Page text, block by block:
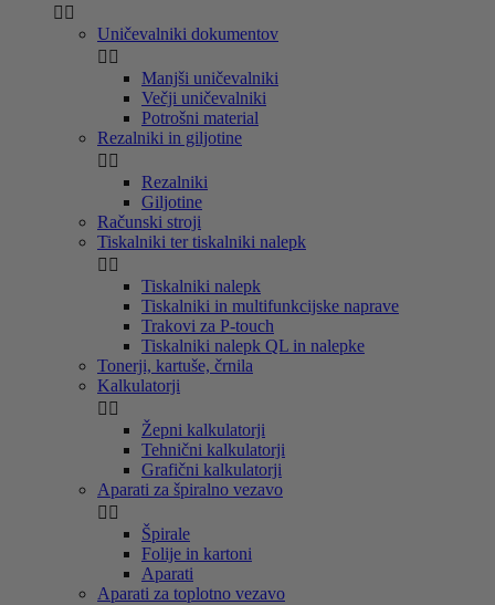
 
Uničevalniki dokumentov
 
Manjši uničevalniki
Večji uničevalniki
Potrošni material
Rezalniki in giljotine
 
Rezalniki
Giljotine
Računski stroji
Tiskalniki ter tiskalniki nalepk
 
Tiskalniki nalepk
Tiskalniki in multifunkcijske naprave
Trakovi za P-touch
Tiskalniki nalepk QL in nalepke
Tonerji, kartuše, črnila
Kalkulatorji
 
Žepni kalkulatorji
Tehnični kalkulatorji
Grafični kalkulatorji
Aparati za špiralno vezavo
 
Špirale
Folije in kartoni
Aparati
Aparati za toplotno vezavo